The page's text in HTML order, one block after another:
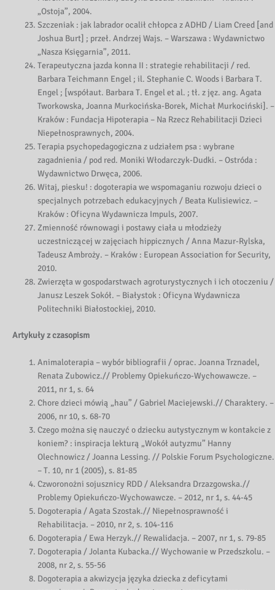
„Ostoja”, 2004.
Szczeniak : jak labrador ocalił chłopca z ADHD / Liam Creed [and
Joshua Burt] ; przeł. Andrzej Wajs. – Warszawa : Wydawnictwo
„Nasza Księgarnia”, 2011.
Terapeutyczna jazda konna II : strategie rehabilitacji / red.
Barbara Teichmann Engel ; il. Stephanie C. Woods i Barbara T.
Engel ; [współaut. Barbara T. Engel et al. ; tł. z jęz. ang. Agata
Tworkowska, Joanna Murkocińska-Borek, Michał Murkociński]. –
Kraków : Fundacja Hipoterapia – Na Rzecz Rehabilitacji Dzieci
Niepełnosprawnych, 2004.
Terapia psychopedagogiczna z udziałem psa : wybrane
zagadnienia / pod red. Moniki Włodarczyk-Dudki. – Ostróda :
Wydawnictwo Drwęca, 2006.
Witaj, piesku! : dogoterapia we wspomaganiu rozwoju dzieci o
specjalnych potrzebach edukacyjnych / Beata Kulisiewicz. –
Kraków : Oficyna Wydawnicza Impuls, 2007.
Zmienność równowagi i postawy ciała u młodzieży
uczestniczącej w zajęciach hippicznych / Anna Mazur-Rylska,
Tadeusz Ambroży. – Kraków : European Association for Security,
2010.
Zwierzęta w gospodarstwach agroturystycznych i ich otoczeniu /
Janusz Leszek Sokół. – Białystok : Oficyna Wydawnicza
Politechniki Białostockiej, 2010.
Artykuły z czasopism
Animaloterapia – wybór bibliografii / oprac. Joanna Trznadel,
Renata Zubowicz.// Problemy Opiekuńczo-Wychowawcze. –
2011, nr 1, s. 64
Chore dzieci mówią „hau” / Gabriel Maciejewski.// Charaktery. –
2006, nr 10, s. 68-70
Czego można się nauczyć o dziecku autystycznym w kontakcie z
koniem? : inspiracja lekturą „Wokół autyzmu” Hanny
Olechnowicz / Joanna Lessing. // Polskie Forum Psychologiczne.
– T. 10, nr 1 (2005), s. 81-85
Czworonożni sojusznicy RDD / Aleksandra Drzazgowska.//
Problemy Opiekuńczo-Wychowawcze. – 2012, nr 1, s. 44-45
Dogoterapia / Agata Szostak.// Niepełnosprawność i
Rehabilitacja. – 2010, nr 2, s. 104-116
Dogoterapia / Ewa Herzyk.// Rewalidacja. – 2007, nr 1, s. 79-85
Dogoterapia / Jolanta Kubacka.// Wychowanie w Przedszkolu. –
2008, nr 2, s. 55-56
Dogoterapia a akwizycja języka dziecka z deficytami